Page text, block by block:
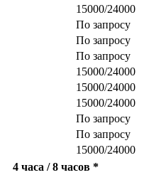
15000/24000
По запросу
По запросу
По запросу
15000/24000
15000/24000
15000/24000
По запросу
По запросу
15000/24000
4 часа / 8 часов *